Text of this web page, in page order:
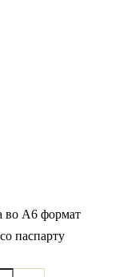
во А6 формат
паспарту